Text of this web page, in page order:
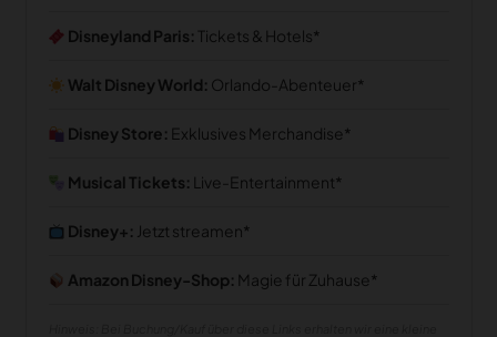
Disneyland Paris: Tickets & Hotels
Walt Disney World: Orlando-Abenteuer
Disney Store: Exklusives Merchandise
Musical Tickets: Live-Entertainment
Disney+: Jetzt streamen
Amazon Disney-Shop: Magie für Zuhause